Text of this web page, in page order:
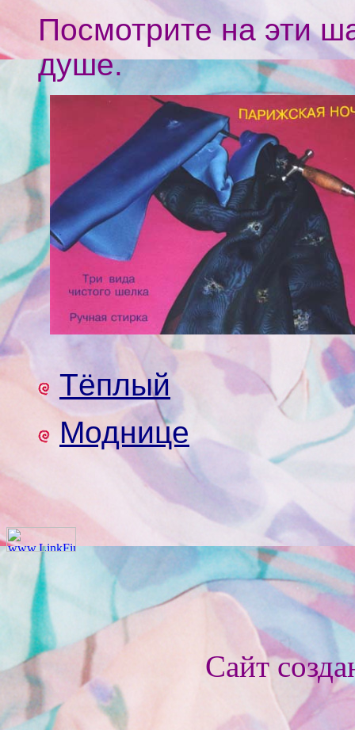
Посмотрите на эти
душе.
Тёплый
Моднице
Сайт